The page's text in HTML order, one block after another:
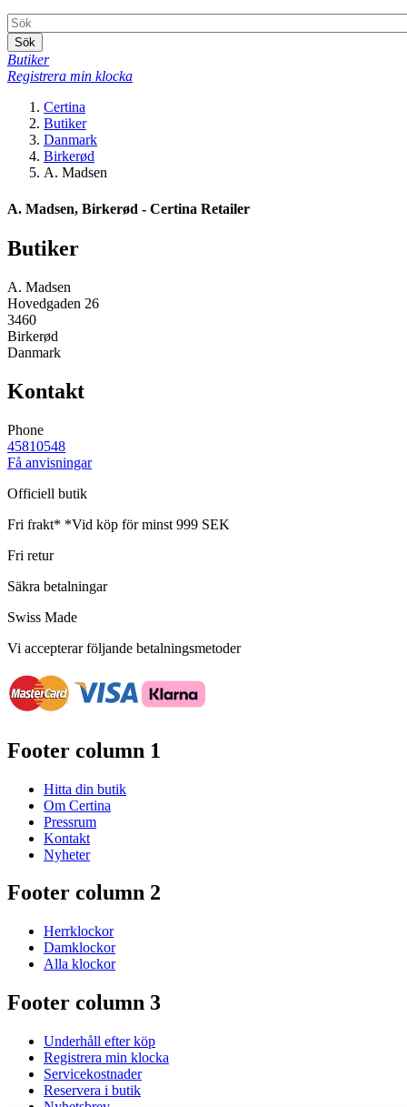
Sök
Butiker
Registrera min klocka
Certina
Butiker
Danmark
Birkerød
A. Madsen
A. Madsen, Birkerød - Certina Retailer
Butiker
A. Madsen
Hovedgaden 26
3460
Birkerød
Danmark
Kontakt
Phone
45810548
Få anvisningar
Officiell butik
Fri frakt* *Vid köp för minst 999 SEK
Fri retur
Säkra betalningar
Swiss Made
Vi accepterar följande betalningsmetoder
Footer column 1
Hitta din butik
Om Certina
Pressrum
Kontakt
Nyheter
Footer column 2
Herrklockor
Damklockor
Alla klockor
Footer column 3
Underhåll efter köp
Registrera min klocka
Servicekostnader
Reservera i butik